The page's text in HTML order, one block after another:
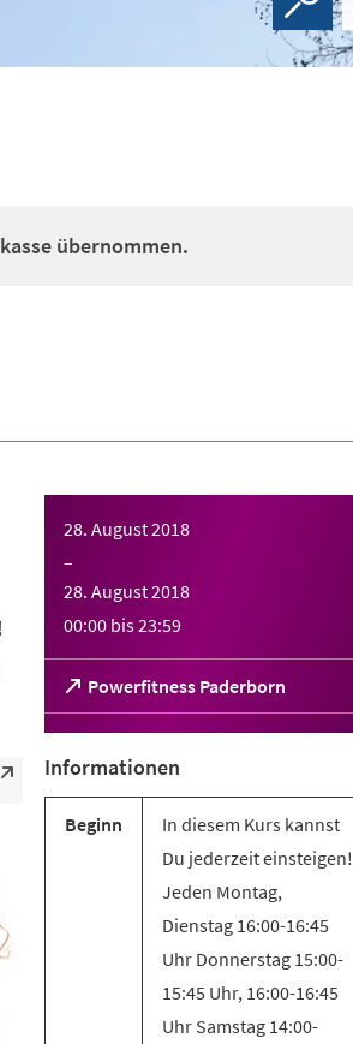
übernommen.
28. August 2018
–
28. August 2018
00:00 bis23:59
Powerfitness Paderborn
(Öffnet
in
einem
neuen
Tab)
Informationen
Beginn
In diesem Kurs kannst
Du jederzeit einsteigen!
Jeden Montag,
Dienstag 16:00-16:45
Uhr Donnerstag 15:00-
15:45 Uhr, 16:00-16:45
Uhr Samstag 14:00-